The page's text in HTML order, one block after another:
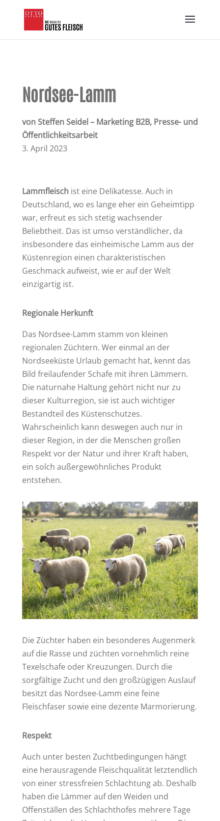
Nordsee-Lamm
von Steffen Seidel – Marketing B2B, Presse- und
Öffentlichkeitsarbeit
3. April 2023
Lammfleischist eine Delikatesse. Auch in
Deutschland, wo es lange eher ein Geheimtipp
war, erfreut es sich stetig wachsender
Beliebtheit. Das ist umso verständlicher, da
insbesondere das einheimische Lamm aus der
Küstenregion einen charakteristischen
Geschmack aufweist, wie er auf der Welt
einzigartig ist.
Regionale Herkunft
Das Nordsee-Lamm stamm von kleinen
regionalen Züchtern. Wer einmal an der
Nordseeküste Urlaub gemacht hat, kennt das
Bild freilaufender Schafe mit ihren Lämmern.
Die naturnahe Haltung gehört nicht nur zu
dieser Kulturregion, sie ist auch wichtiger
Bestandteil des Küstenschutzes.
Wahrscheinlich kann deswegen auch nur in
dieser Region, in der die Menschen großen
Respekt vor der Natur und ihrer Kraft haben,
ein solch außergewöhnliches Produkt
entstehen.
Die Züchter haben ein besonderes Augenmerk
auf die Rasse und züchten vornehmlich reine
Texelschafe oder Kreuzungen. Durch die
sorgfältige Zucht und den großzügigen Auslauf
besitzt das Nordsee-Lamm eine feine
Fleischfaser sowie eine dezente Marmorierung.
Respekt
Auch unter besten Zuchtbedingungen hängt
eine herausragende Fleischqualität letztendlich
von einer stressfreien Schlachtung ab. Deshalb
haben die Lämmer auf den Weiden und
Offenställen des Schlachthofes mehrere Tage